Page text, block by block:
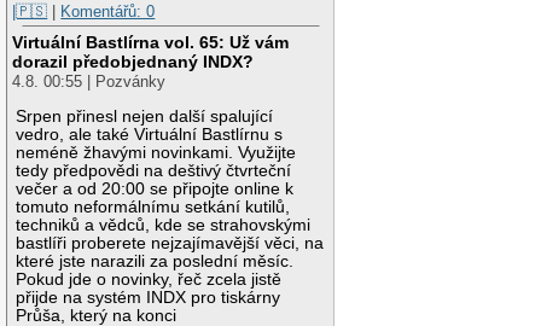
|🇵🇸 | Komentářů: 0
Virtuální Bastlírna vol. 65: Už vám
dorazil předobjednaný INDX?
4.8. 00:55 | Pozvánky
Srpen přinesl nejen další spalující
vedro, ale také Virtuální Bastlírnu s
neméně žhavými novinkami. Využijte
tedy předpovědi na deštivý čtvrteční
večer a od 20:00 se připojte online k
tomuto neformálnímu setkání kutilů,
techniků a vědců, kde se strahovskými
bastlíři proberete nejzajímavější věci, na
které jste narazili za poslední měsíc.
Pokud jde o novinky, řeč zcela jistě
přijde na systém INDX pro tiskárny
Průša, který na konci